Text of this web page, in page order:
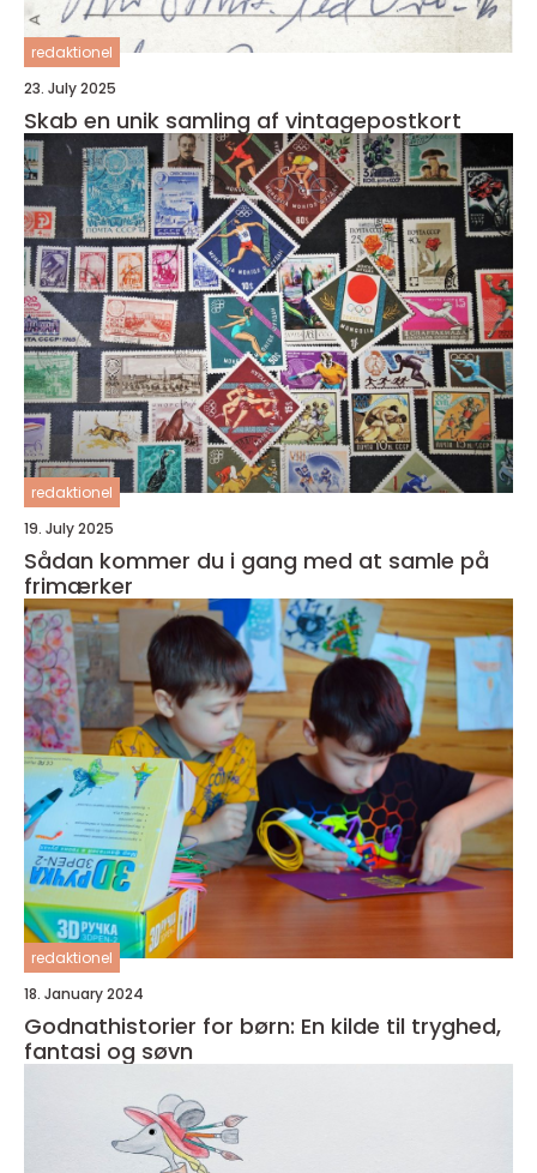
redaktionel
23. July 2025
Skab en unik samling af vintagepostkort
redaktionel
19. July 2025
Sådan kommer du i gang med at samle på
frimærker
redaktionel
18. January 2024
Godnathistorier for børn: En kilde til tryghed,
fantasi og søvn